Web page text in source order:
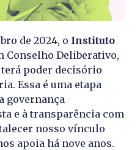
de 2024, o Instituto
Conselho Deliberativo,
poder decisório
Essa é uma etapa
governança
e à transparência com
nosso vínculo
apoia há nove anos.